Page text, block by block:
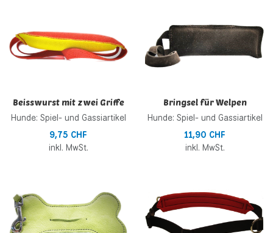
Zur Vergleichsliste hinzufügen
Schnellansicht
Beisswurst mit zwei Griffe
Hunde: Spiel- und Gassiartikel
9,75 CHF
inkl. MwSt.
Bringsel für Welpen
Hunde: Spiel- und Gassiartikel
11,90 CHF
inkl. MwSt.
Zur Vergleichsliste hinzufügen